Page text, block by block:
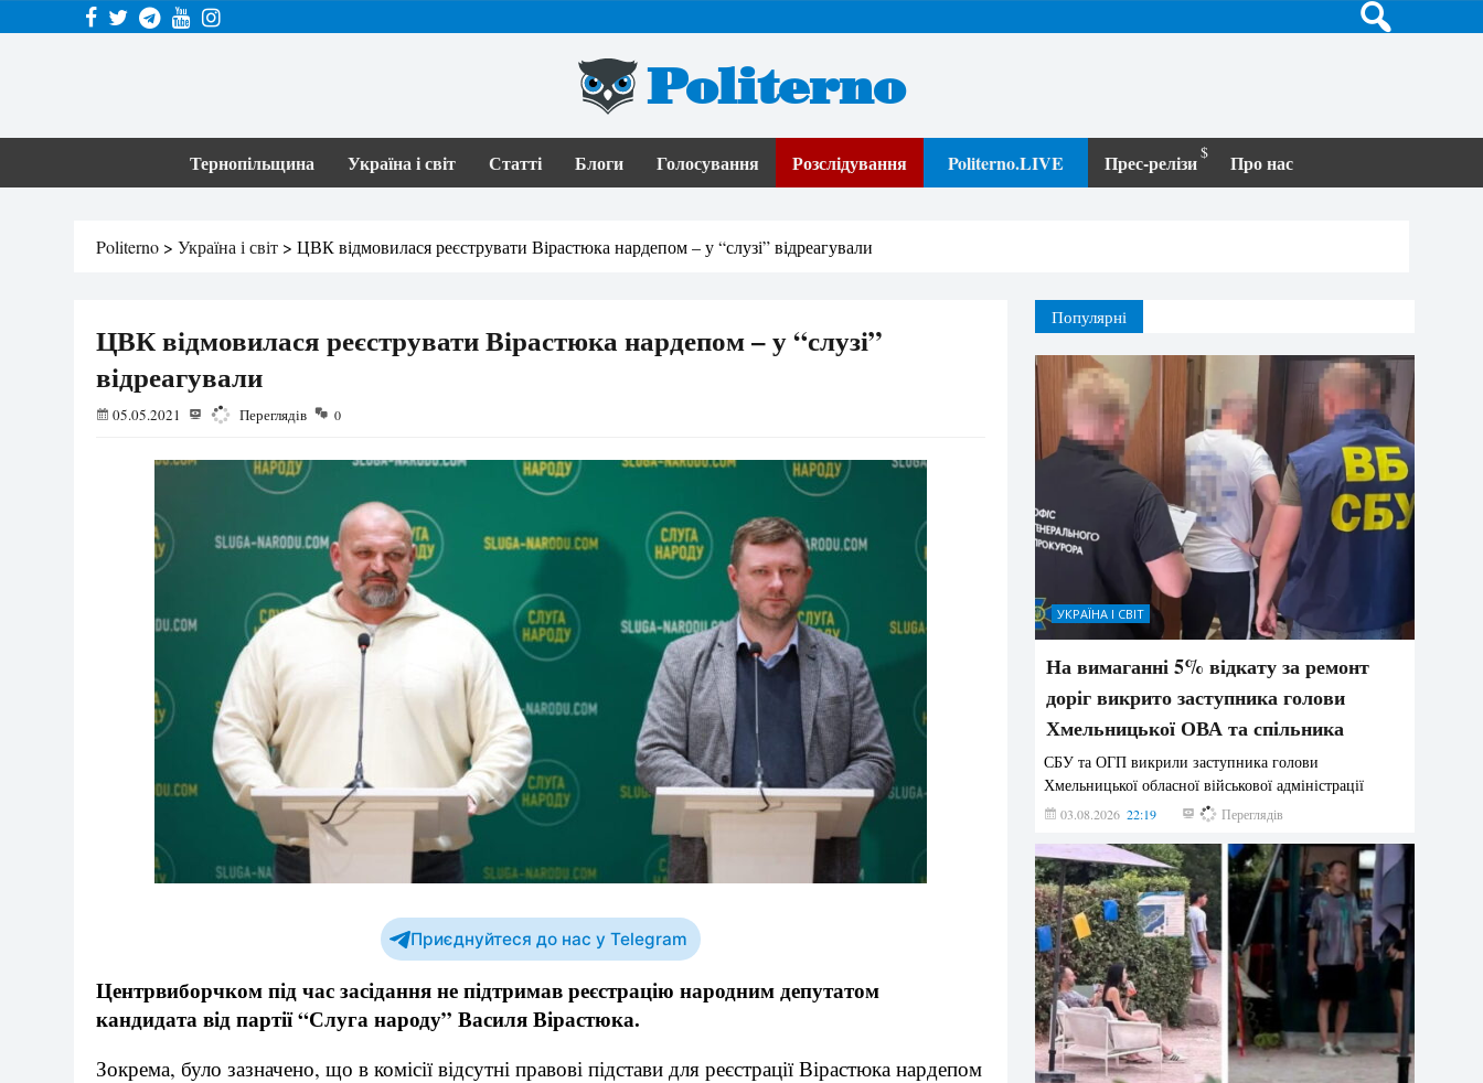
Politerno
Тернопільщина Україна і світ Статті Блоги Голосування Розслідування Politerno.LIVE Прес-релізи Про нас
Politerno > Україна і світ > ЦВК відмовилася реєструвати Вірастюка нардепом – у “слузі” відреагували
ЦВК відмовилася реєструвати Вірастюка нардепом – у “слузі”
відреагували
05.05.2021 1169 Переглядів 0
Приєднуйтеся до нас у Telegram
Центрвиборчком під час засідання не підтримав реєстрацію народним депутатом
кандидата від партії “Слуга народу” Василя Вірастюка.
Зокрема, було зазначено, що в комісії відсутні правові підстави для реєстрації Вірастюка нардепом
Популярні
УКРАЇНА І СВІТ
На вимаганні 5% відкату за ремонт
доріг викрито заступника голови
Хмельницької ОВА та спільника
СБУ та ОГП викрили заступника голови
Хмельницької обласної військової адміністрації
03.08.2026 22:19 848 Переглядів